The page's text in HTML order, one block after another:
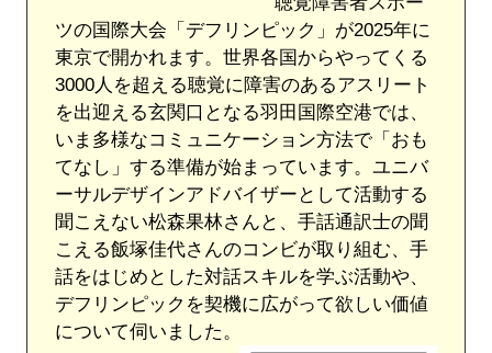
ツの国際大会「デフリンピック」が2025年に
東京で開かれます。世界各国からやってくる
3000人を超える聴覚に障害のあるアスリート
を出迎える玄関口となる羽田国際空港では、
いま多様なコミュニケーション方法で「おも
てなし」する準備が始まっています。ユニバ
ーサルデザインアドバイザーとして活動する
聞こえない松森果林さんと、手話通訳士の聞
こえる飯塚佳代さんのコンビが取り組む、手
話をはじめとした対話スキルを学ぶ活動や、
デフリンピックを契機に広がって欲しい価値
について伺いました。